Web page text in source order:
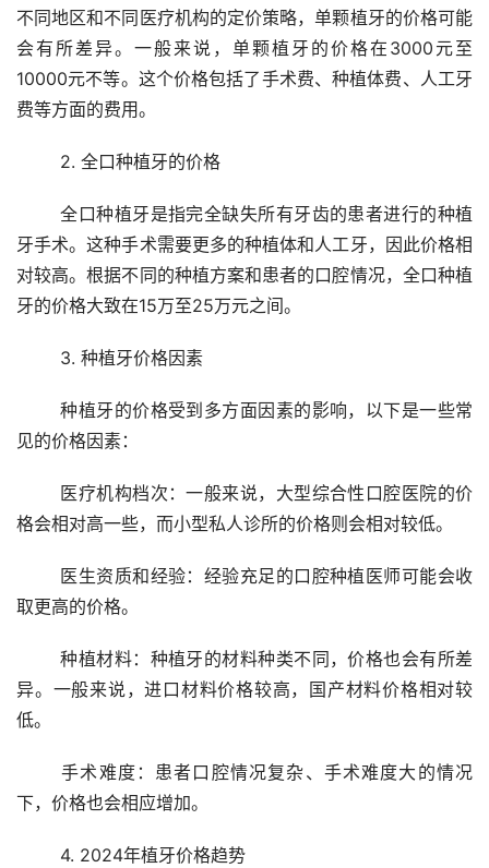
不同地区和不同医疗机构的定价策略，单颗植牙的价格可能
会有所差异。一般来说，单颗植牙的价格在3000元至
10000元不等。这个价格包括了手术费、种植体费、人工牙
费等方面的费用。
	2. 全口种植牙的价格
	全口种植牙是指完全缺失所有牙齿的患者进行的种植
牙手术。这种手术需要更多的种植体和人工牙，因此价格相
对较高。根据不同的种植方案和患者的口腔情况，全口种植
牙的价格大致在15万至25万元之间。
	3. 种植牙价格因素
	种植牙的价格受到多方面因素的影响，以下是一些常
见的价格因素：
格会相对高一些，而小型私人诊所的价格则会相对较低。
取更高的价格。
	种植材料：种植牙的材料种类不同，价格也会有所差
异。一般来说，进口材料价格较高，国产材料价格相对较
低。
	手术难度：患者口腔情况复杂、手术难度大的情况
下，价格也会相应增加。
	4. 2024年植牙价格趋势